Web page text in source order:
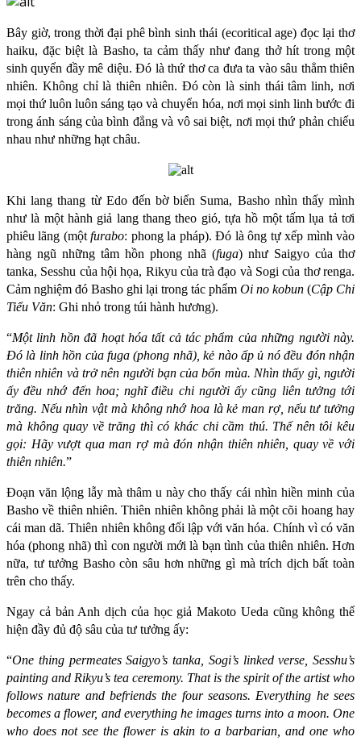
Bây giờ, trong thời đại phê bình sinh thái (ecoritical age) đọc lại thơ
haiku, đặc biệt là Basho, ta cảm thấy như đang thở hít trong một
sinh quyển đầy mê diệu. Đó là thứ thơ ca đưa ta vào sâu thẳm thiên
nhiên. Không chỉ là thiên nhiên. Đó còn là sinh thái tâm linh, nơi
mọi thứ luôn luôn sáng tạo và chuyển hóa, nơi mọi sinh linh bước đi
trong ánh sáng của bình đẳng và vô sai biệt, nơi mọi thứ phản chiếu
nhau như những hạt châu.
Khi lang thang từ Edo đến bờ biển Suma, Basho nhìn thấy mình
như là một hành giả lang thang theo gió, tựa hồ một tấm lụa tả tơi
phiêu lãng (mộtfurabo: phong la pháp). Đó là ông tự xếp mình vào
hàng ngũ những tâm hồn phong nhã (fuga) như Saigyo của thơ
tanka, Sesshu của hội họa, Rikyu của trà đạo và Sogi của thơ renga.
Cảm nghiệm đó Basho ghi lại trong tác phẩm Oi no kobun (Cập Chi
Tiểu Văn: Ghi nhỏ trong túi hành hương).
“Một linh hồn đã hoạt hóa tất cả tác phẩm của những người này.
Đó là linh hồn của fuga (phong nhã), kẻ nào ấp ủ nó đều đón nhận
thiên nhiên và trở nên người bạn của bốn mùa. Nhìn thấy gì, người
ấy đều nhớ đến hoa; nghĩ điều chi người ấy cũng liên tưởng tới
trăng. Nếu nhìn vật mà không nhớ hoa là kẻ man rợ, nếu tư tưởng
mà không quay về trăng thì có khác chi cầm thú. Thế nên tôi kêu
gọi: Hãy vượt qua man rợ mà đón nhận thiên nhiên, quay về với
thiên nhiên.”
Đoạn văn lộng lẫy mà thâm u này cho thấy cái nhìn hiền minh của
Basho về thiên nhiên. Thiên nhiên không phải là một cõi hoang hay
cái man dã. Thiên nhiên không đối lập với văn hóa. Chính vì có văn
hóa (phong nhã) thì con người mới là bạn tình của thiên nhiên. Hơn
nữa, tư tưởng Basho còn sâu hơn những gì mà trích dịch bất toàn
trên cho thấy.
Ngay cả bản Anh dịch của học giả Makoto Ueda cũng không thể
hiện đầy đủ độ sâu của tư tưởng ấy:
“One thing permeates Saigyo’s tanka, Sogi’s linked verse, Sesshu’s
painting and Rikyu’s tea ceremony. That is the spirit of the artist who
follows nature and befriends the four seasons. Everything he sees
becomes a flower, and everything he images turns into a moon. One
who does not see the flower is akin to a barbarian, and one who